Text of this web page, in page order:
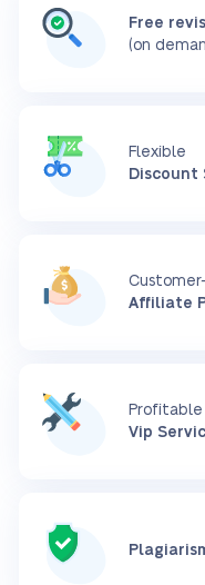
Free
(on
Flexible
Discount
Affiliate
Profitable
Vip